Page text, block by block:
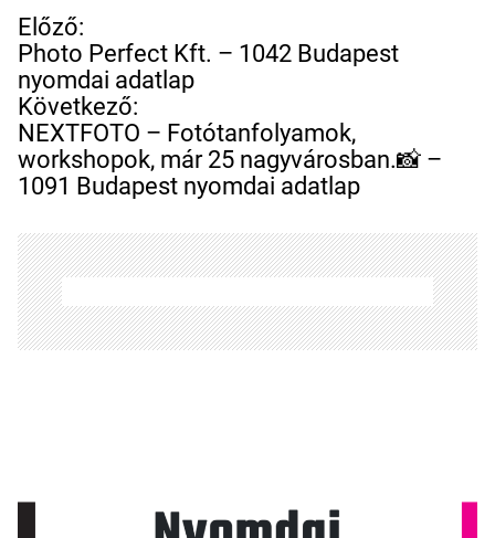
B
e
j
e
g
y
z
é
s
n
a
v
i
Előző:
Photo Perfect Kft. – 1042 Budapest
nyomdai adatlap
Következő:
NEXTFOTO – Fotótanfolyamok,
workshopok, már 25 nagyvárosban.📸 –
1091 Budapest nyomdai adatlap